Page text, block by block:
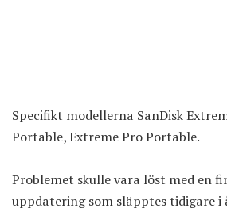
Specifikt modellerna SanDisk
Portable, Extreme Pro Portable.
Problemet skulle vara löst med en
uppdatering som släpptes tidigare i